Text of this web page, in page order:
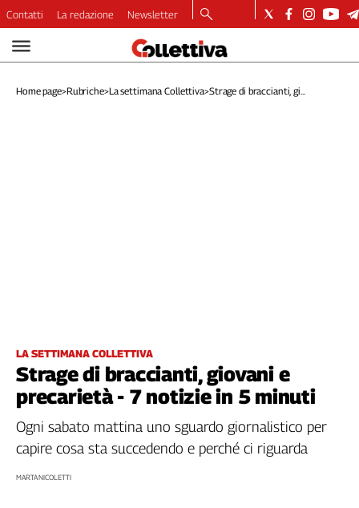
Video
Dirette
Filcams
Fillea
Filt
Fiom
Fisac
Contatti La redazione Newsletter
Home page>Rubriche>La settimana Collettiva>Strage di braccianti, gi...
LA SETTIMANA COLLETTIVA
Strage di braccianti, giovani e
precarietà - 7 notizie in 5 minuti
Ogni sabato mattina uno sguardo giornalistico per
capire cosa sta succedendo e perché ci riguarda
MARTA NICOLETTI